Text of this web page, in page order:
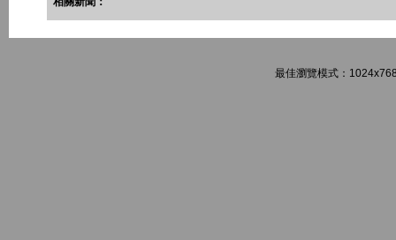
最佳瀏覽模式：